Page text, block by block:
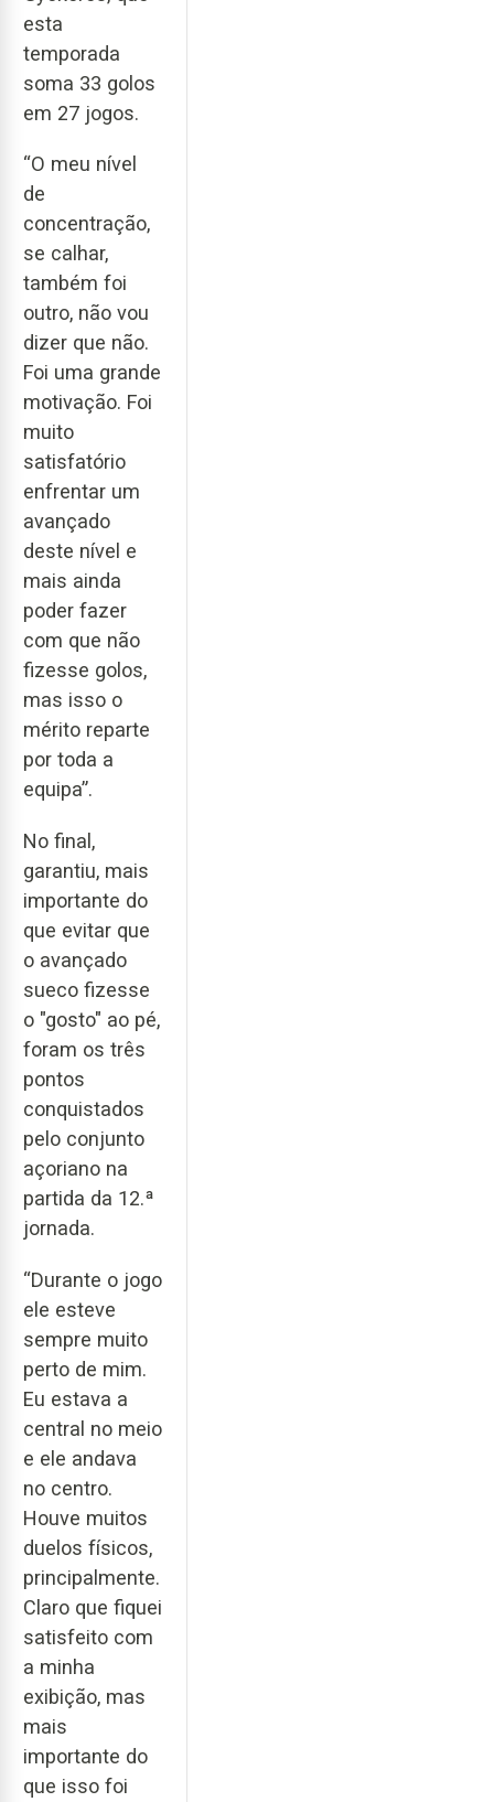
esta
temporada
soma 33 golos
em 27 jogos.
“O meu nível
de
concentração,
se calhar,
também foi
outro, não vou
dizer que não.
Foi uma grande
motivação. Foi
muito
satisfatório
enfrentar um
avançado
deste nível e
mais ainda
poder fazer
com que não
fizesse golos,
mas isso o
mérito reparte
por toda a
equipa”.
No final,
garantiu, mais
importante do
que evitar que
o avançado
sueco fizesse
o "gosto" ao pé,
foram os três
pontos
conquistados
pelo conjunto
açoriano na
partida da 12.ª
jornada.
“Durante o jogo
ele esteve
sempre muito
perto de mim.
Eu estava a
central no meio
e ele andava
no centro.
Houve muitos
duelos físicos,
principalmente.
Claro que fiquei
satisfeito com
a minha
exibição, mas
mais
importante do
que isso foi